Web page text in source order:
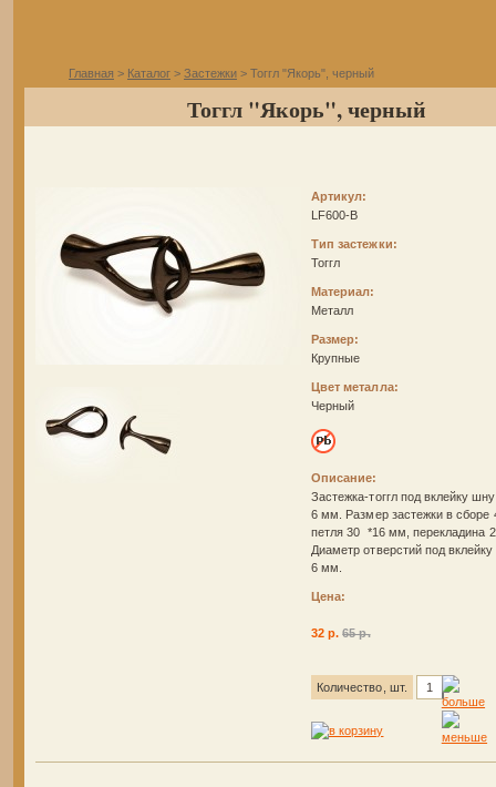
Главная > Каталог > Застежки > Тоггл "Якорь", черный
Тоггл "Якорь", черный
Артикул:
LF600-B
Тип застежки:
Тоггл
Материал:
Металл
Размер:
Крупные
Цвет металла:
Черный
Описание:
Застежка-тоггл под вклейку
6 мм. Размер застежки в сборе
петля 30 *16 мм, перекладина
Диаметр отверстий под
6 мм.
Цена:
32 р.65 р.
Количество, шт.